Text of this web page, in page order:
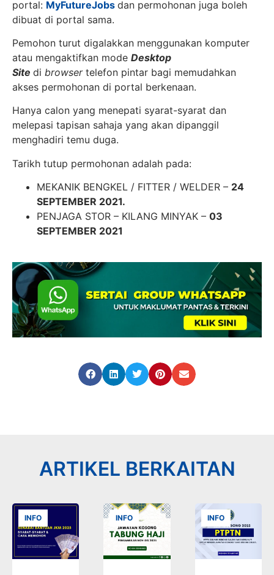
portal: MyFutureJobs dan permohonan juga boleh
dibuat di portal sama.
Pemohon turut digalakkan menggunakan komputer
atau mengaktifkan mode Desktop
Site di browsertelefon pintar bagi memudahkan
akses permohonan di portal berkenaan.
Hanya calon yang menepati syarat-syarat dan
melepasi tapisan sahaja yang akan dipanggil
menghadiri temu duga.
Tarikh tutup permohonan adalah pada:
MEKANIK BENGKEL / FITTER / WELDER – 24
SEPTEMBER 2021.
PENJAGA STOR – KILANG MINYAK – 03
SEPTEMBER 2021
ARTIKEL BERKAITAN
INFO INFO INFO